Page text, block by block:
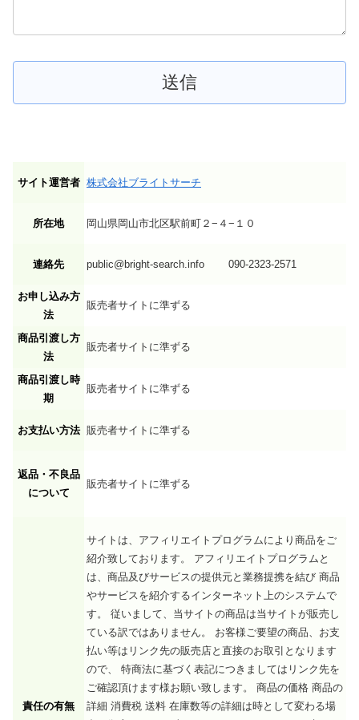
サイト運営者 株式会社ブライトサーチ
所在地 岡山県岡山市北区駅前町２−４−１０
連絡先 public@bright-search.info 090-2323-2571
お申し込み方
法
販売者サイトに準ずる
商品引渡し方
法
販売者サイトに準ずる
商品引渡し時
期
販売者サイトに準ずる
お支払い方法 販売者サイトに準ずる
返品・不良品
について
販売者サイトに準ずる
責任の有無
サイトは、アフィリエイトプログラムにより商品をご
紹介致しております。 アフィリエイトプログラムと
は、商品及びサービスの提供元と業務提携を結び 商品
やサービスを紹介するインターネット上のシステムで
す。 従いまして、当サイトの商品は当サイトが販売し
ている訳ではありません。 お客様ご要望の商品、お支
払い等はリンク先の販売店と直接のお取引となります
ので、 特商法に基づく表記につきましてはリンク先を
ご確認頂けます様お願い致します。 商品の価格 商品の
詳細 消費税 送料 在庫数等の詳細は時として変わる場